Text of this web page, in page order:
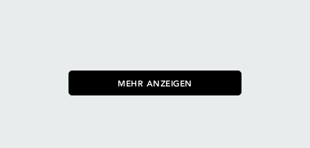
MEHR ANZEIGEN